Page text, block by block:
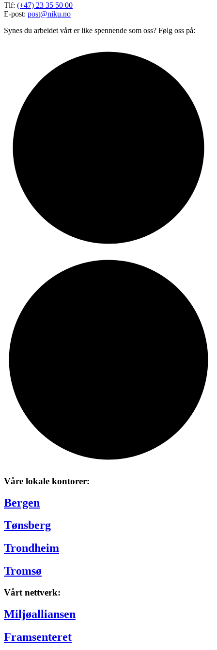
Tlf: (+47) 23 35 50 00
E-post: post@niku.no
Synes du arbeidet vårt er like spennende som oss? Følg oss på:
Våre lokale kontorer:
Bergen
Tønsberg
Trondheim
Tromsø
Vårt nettverk:
Miljøalliansen
Framsenteret